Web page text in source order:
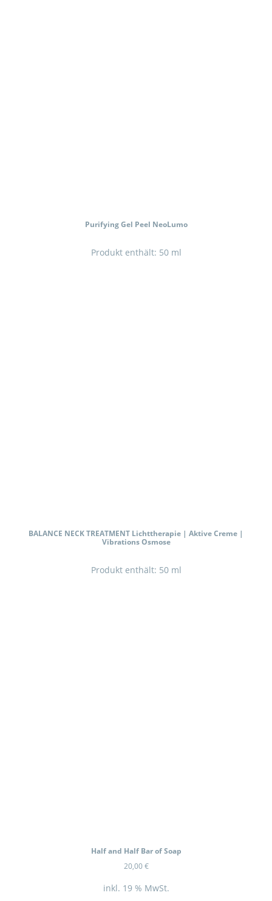
Purifying Gel Peel NeoLumo
Produkt enthält: 50 ml
BALANCE NECK TREATMENT Lichttherapie | Aktive Creme |
Vibrations Osmose
Produkt enthält: 50 ml
Half and Half Bar of Soap
20,00€
inkl. 19 % MwSt.